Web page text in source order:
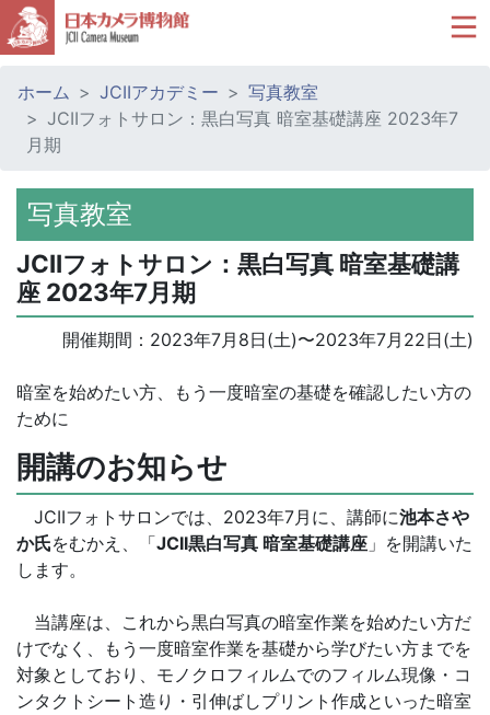
ホーム JCIIアカデミー
写真教室
JCIIフォトサロン：黒白写真 暗室基礎講座 2023年7
月期
写真教室
JCIIフォトサロン：黒白写真 暗室基礎講
座 2023年7月期
開催期間： 2023年7月8日(土)〜2023年7月22日(土)
暗室を始めたい方、もう一度暗室の基礎を確認したい方の
ために
開講のお知らせ
JCIIフォトサロンでは、2023年7月に、講師に池本さや
か氏をむかえ、「JCII黒白写真 暗室基礎講座 」を開講いた
します。
当講座は、これから黒白写真の暗室作業を始めたい方だ
けでなく、もう一度暗室作業を基礎から学びたい方までを
対象としており、モノクロフィルムでのフィルム現像・コ
ンタクトシート造り・引伸ばしプリント作成といった暗室